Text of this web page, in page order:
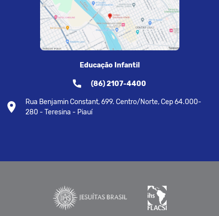
Educação Infantil
(86) 2107-4400
Rua Benjamin Constant, 699. Centro/Norte, Cep 64.000-
280 - Teresina - Piauí